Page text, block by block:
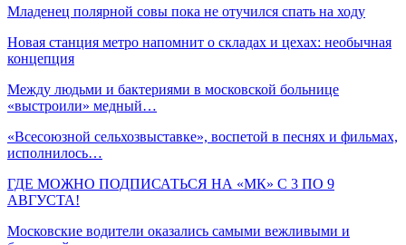
Младенец полярной совы пока не отучился спать на ходу
Новая станция метро напомнит о складах и цехах: необычная
концепция
Между людьми и бактериями в московской больнице
«выстроили» медный…
«Всесоюзной сельхозвыставке», воспетой в песнях и фильмах,
исполнилось…
ГДЕ МОЖНО ПОДПИСАТЬСЯ НА «МК» С 3 ПО 9
АВГУСТА!
Московские водители оказались самыми вежливыми и